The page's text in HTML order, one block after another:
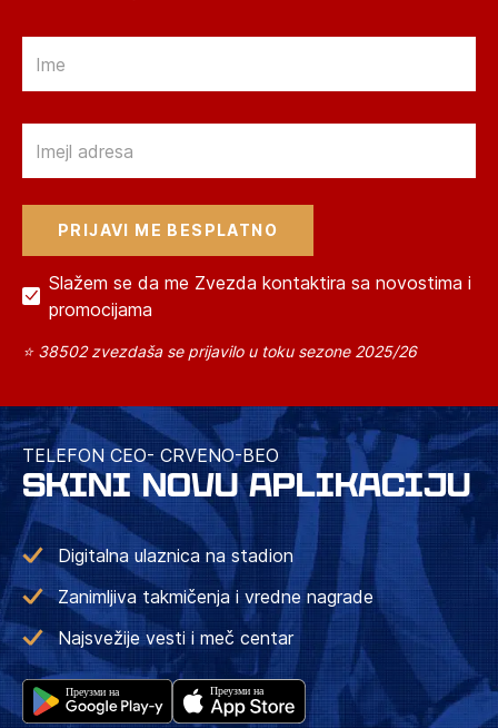
Slažem se da me Zvezda kontaktira sa novostima i
promocijama
⭐ 38502 zvezdaša se prijavilo u toku sezone 2025/26
TELEFON CEO- CRVENO-BEO
SKINI NOVU APLIKACIJU
Digitalna ulaznica na stadion
Zanimljiva takmičenja i vredne nagrade
Najsvežije vesti i meč centar